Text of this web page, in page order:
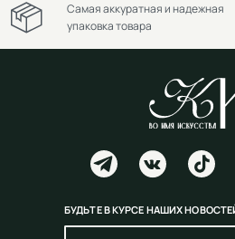
Самая аккуратная и надежная
упаковка товара
БУДЬТЕ В КУРСЕ НАШИХ